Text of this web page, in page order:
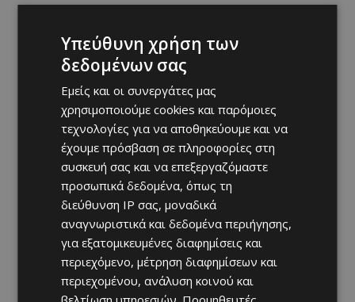
Υπεύθυνη χρήση των
δεδομένων σας
Εμείς και οι συνεργάτες μας
χρησιμοποιούμε cookies και παρόμοιες
τεχνολογίες για να αποθηκεύουμε και να
έχουμε πρόσβαση σε πληροφορίες στη
συσκευή σας και να επεξεργαζόμαστε
προσωπικά δεδομένα, όπως τη
διεύθυνση IP σας, μοναδικά
αναγνωριστικά και δεδομένα περιήγησης,
για εξατομικευμένες διαφημίσεις και
περιεχόμενο, μέτρηση διαφημίσεων και
περιεχομένου, ανάλυση κοινού και